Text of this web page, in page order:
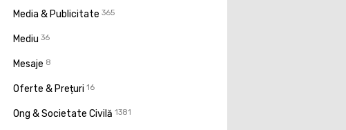
Media & Publicitate 365
Mediu 36
Mesaje 8
Oferte & Prețuri 16
Ong & Societate Civilă 1381